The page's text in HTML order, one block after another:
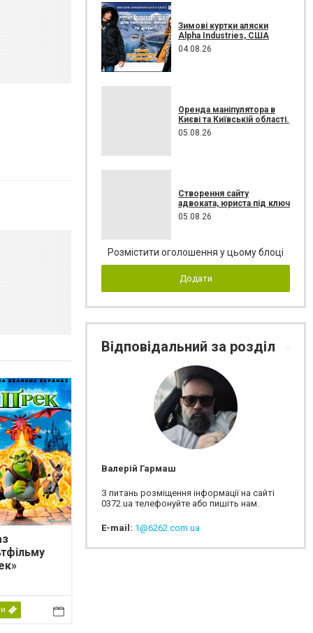
Зимові куртки аляски
Alpha Industries, США
04.08.26
Оренда маніпулятора в
Києві та Київській області.
05.08.26
Створення сайту
адвоката, юриста під ключ
05.08.26
Розмістити оголошення у цьому блоці
Додати
Відповідальний за розділ
Валерій Гармаш
З питань розміщення інформації на сайті
0372.ua телефонуйте або пишіть нам.
E-mail: 1@6262.com.ua